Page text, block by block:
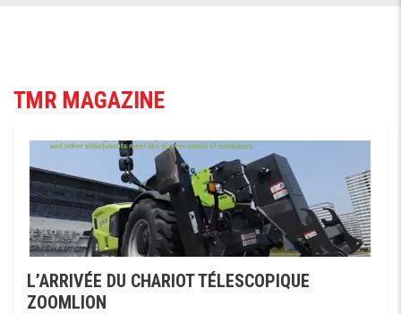
TMR MAGAZINE
L’ARRIVÉE DU CHARIOT TÉLESCOPIQUE
ZOOMLION